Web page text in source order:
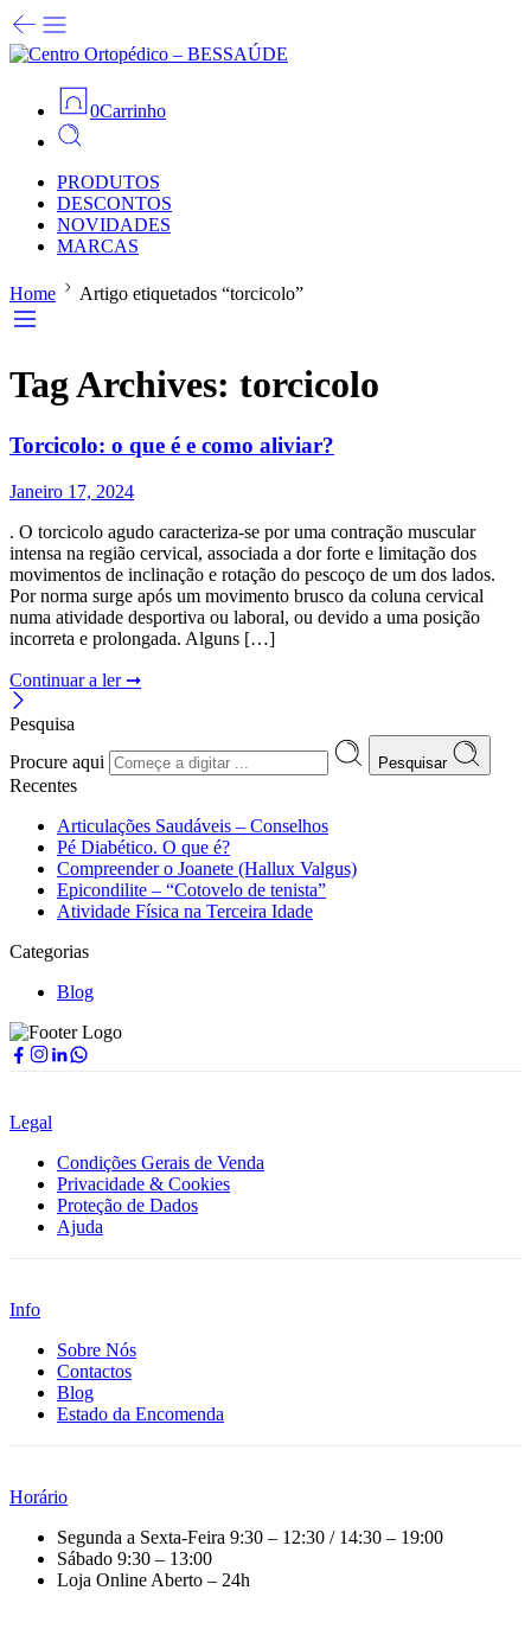
0Carrinho
PRODUTOS
DESCONTOS
NOVIDADES
MARCAS
Home Artigo etiquetados “torcicolo”
Tag Archives: torcicolo
Torcicolo: o que é e como aliviar?
Janeiro 17, 2024
. O torcicolo agudo caracteriza-se por uma contração muscular
intensa na região cervical, associada a dor forte e limitação dos
movimentos de inclinação e rotação do pescoço de um dos lados.
Por norma surge após um movimento brusco da coluna cervical
numa atividade desportiva ou laboral, ou devido a uma posição
incorreta e prolongada. Alguns […]
Continuar a ler ➞
Pesquisa
Procure aqui
Pesquisar
Recentes
Articulações Saudáveis – Conselhos
Pé Diabético. O que é?
Compreender o Joanete (Hallux Valgus)
Epicondilite – “Cotovelo de tenista”
Atividade Física na Terceira Idade
Categorias
Blog
Legal
Condições Gerais de Venda
Privacidade & Cookies
Proteção de Dados
Ajuda
Info
Sobre Nós
Contactos
Blog
Estado da Encomenda
Horário
Segunda a Sexta-Feira 9:30 – 12:30 / 14:30 – 19:00
Sábado 9:30 – 13:00
Loja Online Aberto – 24h